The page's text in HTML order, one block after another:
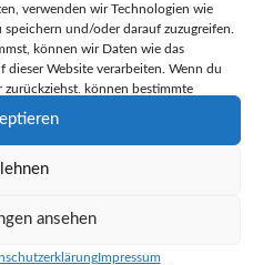
verwenden wir Technologien wie
und/oder darauf zuzugreifen.
können wir Daten wie das
dieser Website verarbeiten. Wenn du
können bestimmte
werden.
ansehen
Impressum
79,00€
inkl. 19 % MwSt.
zzgl.Versandkosten
Deutschland Versandhinweis
beachten